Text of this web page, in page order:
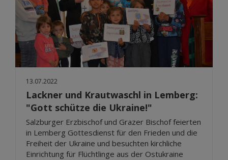
13.07.2022
Lackner und Krautwaschl in Lemberg:
"Gott schütze die Ukraine!"
Salzburger Erzbischof und Grazer Bischof feierten
in Lemberg Gottesdienst für den Frieden und die
Freiheit der Ukraine und besuchten kirchliche
Einrichtung für Flüchtlinge aus der Ostukraine